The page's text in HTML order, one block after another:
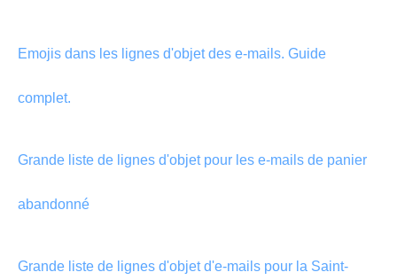
Emojis dans les lignes d'objet des e-mails. Guide
complet.
Grande liste de lignes d'objet pour les e-mails de panier
abandonné
Grande liste de lignes d'objet d'e-mails pour la Saint-